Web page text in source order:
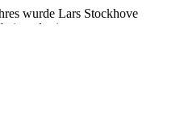
wurde Lars Stockhove
und sein gutes